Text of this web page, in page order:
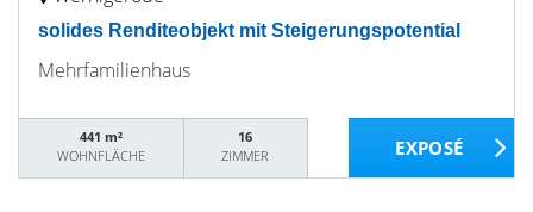
solides Renditeobjekt mit Steigerungspotential
Mehrfamilienhaus
441 m²
WOHNFLÄCHE
16
ZIMMER